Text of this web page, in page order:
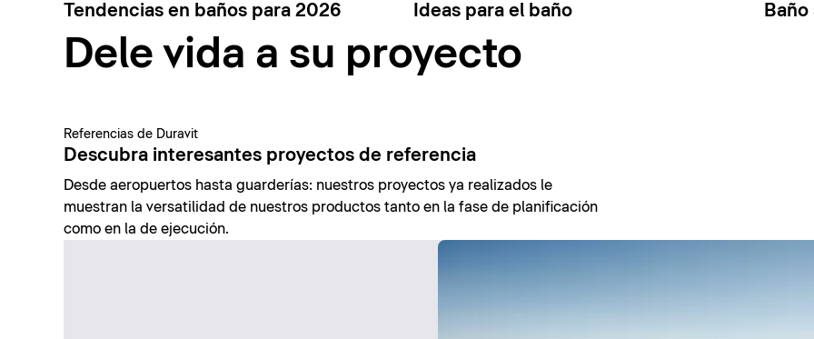
Tendencias en baños para 2026 Ideas para el baño
Dele vida a su proyecto
Referencias de Duravit
Descubra interesantes proyectos de referencia
Desde aeropuertos hasta guarderías: nuestros proyectos ya realizados le
muestran la versatilidad de nuestros productos tanto en la fase de planificación
como en la de ejecución.